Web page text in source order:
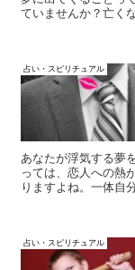
ていませんか？亡く
占い・スピリチュアル
あなたが浮気する夢
っては、恋人への熱
りますよね。一体自
占い・スピリチュアル